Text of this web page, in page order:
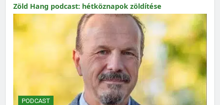
Zöld Hang podcast: hétköznapok zöldítése
PODCAST